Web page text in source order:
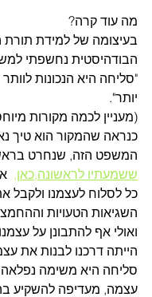
מה עוד קרה?
בעיצומה של למידת
הבודהיסטית נחשפתי
"סליחה היא הנכונות
יותר".
(מעניין לכמה מקורות
כנראה שהמקור הוא טיך
המשפט הזה, שנחרט
ששמעתיו לראשונה,כאן,
כל לסלוח לעצמנו ולקבל
השגיאות הטעויות
ואולי אף להתבונן על
הייתה דרכנו לבנות את
סליחה היא משימה
עצמה, מעדיפה להשקיע